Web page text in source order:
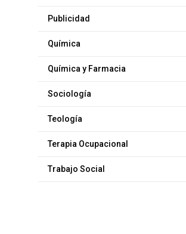
Publicidad
Química
Química y Farmacia
Sociología
Teología
Terapia Ocupacional
Trabajo Social